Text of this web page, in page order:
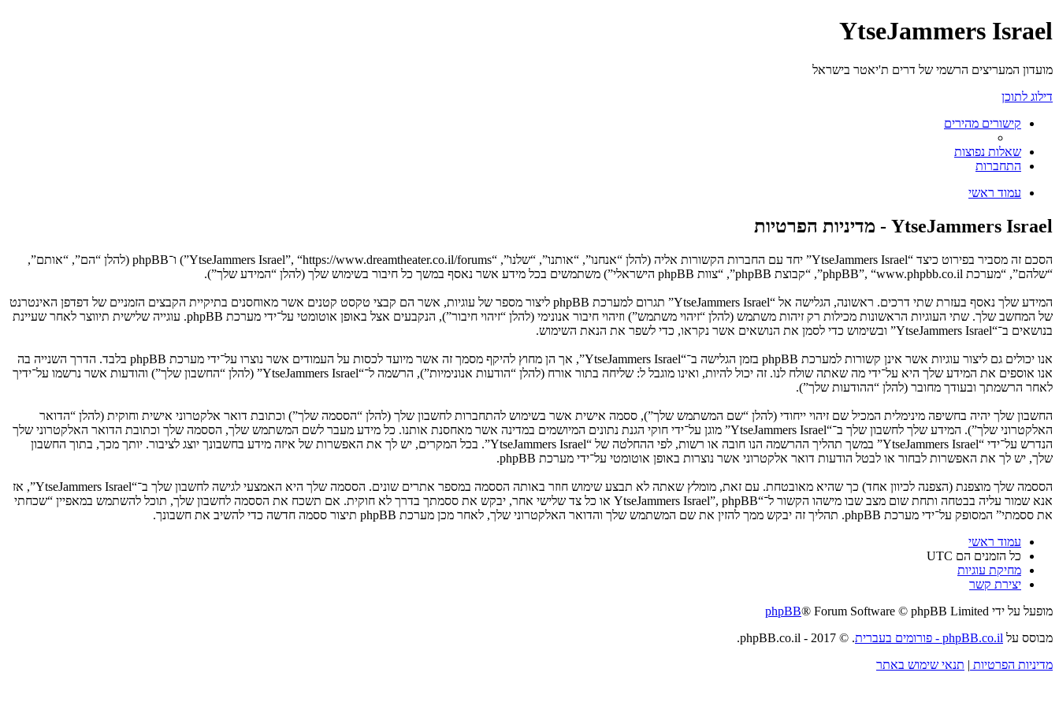
YtseJammers Israel
מועדון המעריצים הרשמי של דרים ת'יאטר בישראל
דילוג לתוכן
קישורים מהירים
שאלות נפוצות
התחברות
עמוד ראשי
YtseJammers Israel - מדיניות הפרטיות
הסכם זה מסביר בפירוט כיצד “YtseJammers Israel” יחד עם החברות הקשורות אליה (להלן “אנחנו”, “אותנו”, “שלנו”, “YtseJammers Israel”, “https://www.dreamtheater.co.il/forums”) ו־phpBB (להלן “הם”, “אותם”,
“שלהם”, “מערכת phpBB”, “www.phpbb.co.il”, “קבוצת phpBB”, “צוות phpBB הישראלי”) משתמשים בכל מידע אשר נאסף במשך כל חיבור בשימוש שלך (להלן “המידע שלך”).
המידע שלך נאסף בעזרת שתי דרכים. ראשונה, הגלישה אל “YtseJammers Israel” תגרום למערכת phpBB ליצור מספר של עוגיות, אשר הם קבצי טקסט קטנים אשר מאוחסנים בתיקיית הקבצים הזמניים של דפדפן האינטרנט
של המחשב שלך. שתי העוגיות הראשונות מכילות רק זיהות משתמש (להלן “זיהוי משתמש”) וזיהוי חיבור אנונימי (להלן “זיהוי חיבור”), הנקבעים אצל באופן אוטומטי על־ידי מערכת phpBB. עוגייה שלישית תיווצר לאחר שעיינת
בנושאים ב־“YtseJammers Israel” ובשימוש כדי לסמן את הנושאים אשר נקראו, כדי לשפר את הנאת השימוש.
אנו יכולים גם ליצור עוגיות אשר אינן קשורות למערכת phpBB בזמן הגלישה ב־“YtseJammers Israel”, אך הן מחוץ להיקף מסמך זה אשר מיועד לכסות על העמודים אשר נוצרו על־ידי מערכת phpBB בלבד. הדרך השנייה בה
אנו אוספים את המידע שלך היא על־ידי מה שאתה שולח לנו. זה יכול להיות, ואינו מוגבל ל: שליחה בתור אורח (להלן “הודעות אנונימיות”), הרשמה ל־“YtseJammers Israel” (להלן “החשבון שלך”) והודעות אשר נרשמו על־ידיך
לאחר הרשמתך ובעודך מחובר (להלן “ההודעות שלך”).
החשבון שלך יהיה בחשיפה מינימלית המכיל שם זיהוי ייחודי (להלן “שם המשתמש שלך”), ססמה אישית אשר בשימוש להתחברות לחשבון שלך (להלן “הססמה שלך”) וכתובת דואר אלקטרוני אישית וחוקית (להלן “הדואר
האלקטרוני שלך”). המידע שלך לחשבון שלך ב־“YtseJammers Israel” מוגן על־ידי חוקי הגנת נתונים המיושמים במדינה אשר מאחסנת אותנו. כל מידע מעבר לשם המשתמש שלך, הססמה שלך וכתובת הדואר האלקטרוני שלך
הנדרש על־ידי “YtseJammers Israel” במשך תהליך ההרשמה הנו חובה או רשות, לפי ההחלטה של “YtseJammers Israel”. בכל המקרים, יש לך את האפשרות של איזה מידע בחשבונך יוצג לציבור. יותך מכך, בתוך החשבון
שלך, יש לך את האפשרות לבחור או לבטל הודעות דואר אלקטרוני אשר נוצרות באופן אוטומטי על־ידי מערכת phpBB.
הססמה שלך מוצפנת (הצפנה לכיוון אחד) כך שהיא מאובטחת. עם זאת, מומלץ שאתה לא תבצע שימוש חוזר באותה הססמה במספר אתרים שונים. הססמה שלך היא האמצעי לגישה לחשבון שלך ב־“YtseJammers Israel”, אז
אנא שמור עליה בבטחה ותחת שום מצב שבו מישהו הקשור ל־“YtseJammers Israel”, phpBB או כל צד שלישי אחר, יבקש את ססמתך בדרך לא חוקית. אם תשכח את הססמה לחשבון שלך, תוכל להשתמש במאפיין “שכחתי
את ססמתי” המסופק על־ידי מערכת phpBB. תהליך זה יבקש ממך להזין את שם המשתמש שלך והדואר האלקטרוני שלך, לאחר מכן מערכת phpBB תיצור ססמה חדשה כדי להשיב את חשבונך.
עמוד ראשי
כל הזמנים הם UTC
מחיקת עוגיות
יצירת קשר
מופעל על ידי
phpBB® Forum Software © phpBB Limited
מבוסס על phpBB.co.il - פורומים בעברית
. © 2017 - phpBB.co.il.
מדיניות הפרטיות | תנאי שימוש באתר